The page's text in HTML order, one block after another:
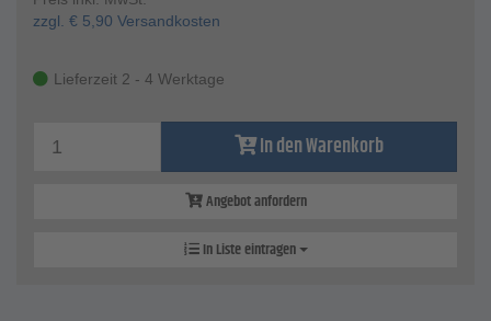
zzgl. € 5,90 Versandkosten
Lieferzeit 2 - 4 Werktage
In den Warenkorb
Angebot anfordern
In Liste eintragen